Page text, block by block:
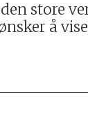
store
å